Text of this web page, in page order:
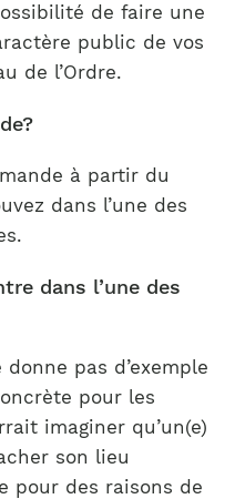
de faire une
public de vos
de l’Ordre.
à partir du
dans l’une des
dans l’une des
pas d’exemple
pour les
imaginer qu’un(e)
son lieu
pour des raisons de